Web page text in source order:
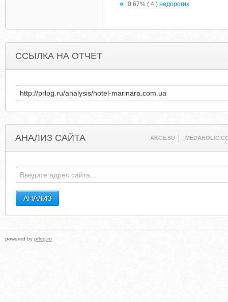
0.67% ( 4 ) недорогих
ССЫЛКА НА ОТЧЕТ
АНАЛИЗ САЙТА AKCE.SU
powered by prlog.ru